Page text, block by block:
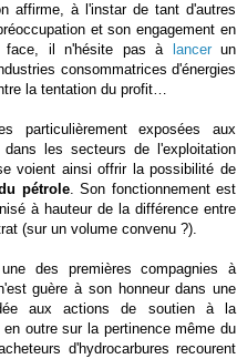
affirme, à l'instar de tant d'autres
et son engagement en
face, il n'hésite pas à lancerun
consommatrices d'énergies
la tentation du profit…
particulièrement exposées aux
les secteurs de l'exploitation
voient ainsi offrir la possibilité de
pétrole. Son fonctionnement est
à hauteur de la différence entre
(sur un volume convenu ?).
des premières compagnies à
guère à son honneur dans une
aux actions de soutien à la
outre sur la pertinence même du
d'hydrocarbures recourent